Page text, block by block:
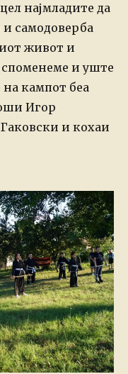
најмладите да
самодоверба
живот и
споменеме и уште
кампот беа
Игор
и кохаи